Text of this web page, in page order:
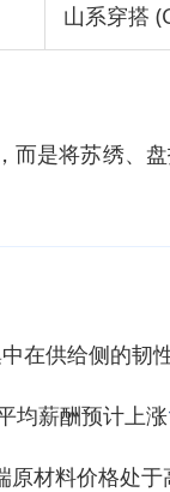
山系穿搭
而是将苏绣、
中在供给侧的韧
均薪酬预计上涨
原材料价格处